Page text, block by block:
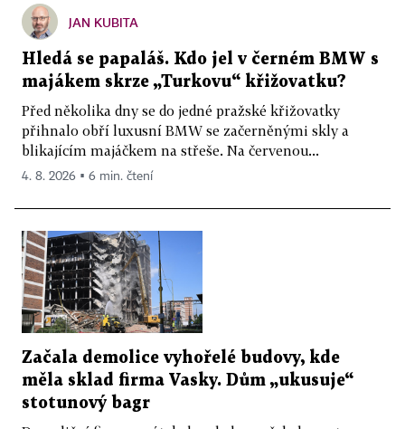
JAN KUBITA
Hledá se papaláš. Kdo jel v černém BMW s
majákem skrze „Turkovu“ křižovatku?
Před několika dny se do jedné pražské křižovatky
přihnalo obří luxusní BMW se začerněnými skly a
blikajícím majáčkem na střeše. Na červenou...
4. 8. 2026 ▪ 6 min. čtení
Začala demolice vyhořelé budovy, kde
měla sklad firma Vasky. Dům „ukusuje“
stotunový bagr